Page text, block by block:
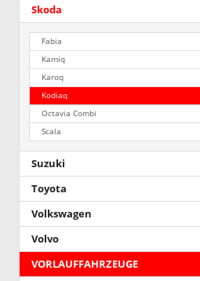
Skoda
Fabia
Kamiq
Karoq
Kodiaq
Octavia Combi
Scala
Suzuki
Toyota
Volkswagen
Volvo
VORLAUFFAHRZEUGE